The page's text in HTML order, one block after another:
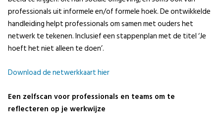
professionals uit informele en/of formele hoek. De ontwikkelde
handleiding helpt professionals om samen met ouders het
netwerk te tekenen. Inclusief een stappenplan met de titel ‘Je
hoeft het niet alleen te doen’.
Download de netwerkkaart hier
Een zelfscan voor professionals en teams om te
reflecteren op je werkwijze